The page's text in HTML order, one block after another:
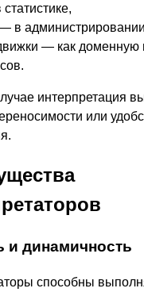
в
— как доменную
интерпретация
или
и динамичность
способны